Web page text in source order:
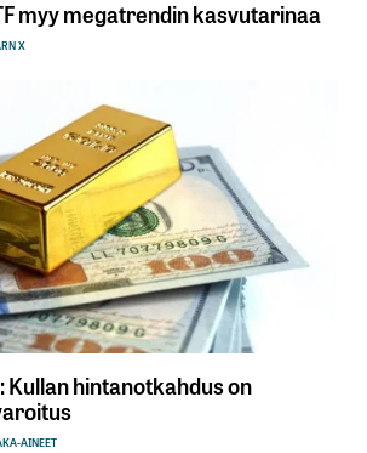
myy megatrendin kasvutarinaa
X
hintanotkahdus on
AINEET